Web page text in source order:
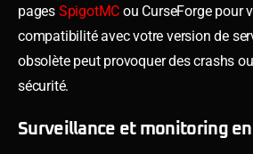
pages SpigotMC ou CurseForge pour
compatibilité avec votre version de
obsolète peut provoquer des crashs
sécurité.
Surveillance et monitoring